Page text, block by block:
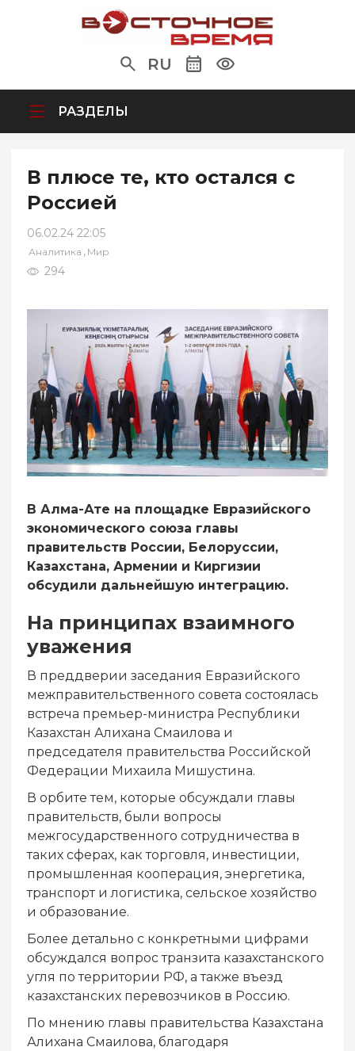
RU
РАЗДЕЛЫ
В плюсе те, кто остался с
Россией
06.02.24 22:05
Аналитика , Мир
294
В Алма-Ате на площадке Евразийского
экономического союза главы
правительств России, Белоруссии,
Казахстана, Армении и Киргизии
обсудили дальнейшую интеграцию.
На принципах взаимного
уважения
В преддверии заседания Евразийского
межправительственного совета состоялась
встреча премьер-министра Республики
Казахстан Алихана Смаилова и
председателя правительства Российской
Федерации Михаила Мишустина.
В орбите тем, которые обсуждали главы
правительств, были вопросы
межгосударственного сотрудничества в
таких сферах, как торговля, инвестиции,
промышленная кооперация, энергетика,
транспорт и логистика, сельское хозяйство
и образование.
Более детально с конкретными цифрами
обсуждался вопрос транзита казахстанского
угля по территории РФ, а также въезд
казахстанских перевозчиков в Россию.
По мнению главы правительства Казахстана
Алихана Смаилова, благодаря